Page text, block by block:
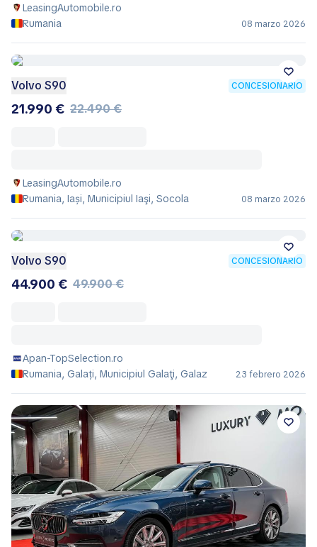
LeasingAutomobile.ro
Rumania
08 marzo 2026
Volvo S90 CONCESIONARIO
21.990 € 22.490 €
LeasingAutomobile.ro
Rumania, Iași, Municipiul Iaşi, Socola
08 marzo 2026
Volvo S90 CONCESIONARIO
44.900 € 49.900 €
Apan-TopSelection.ro
Rumania, Galați, Municipiul Galaţi, Galaz
23 febrero 2026